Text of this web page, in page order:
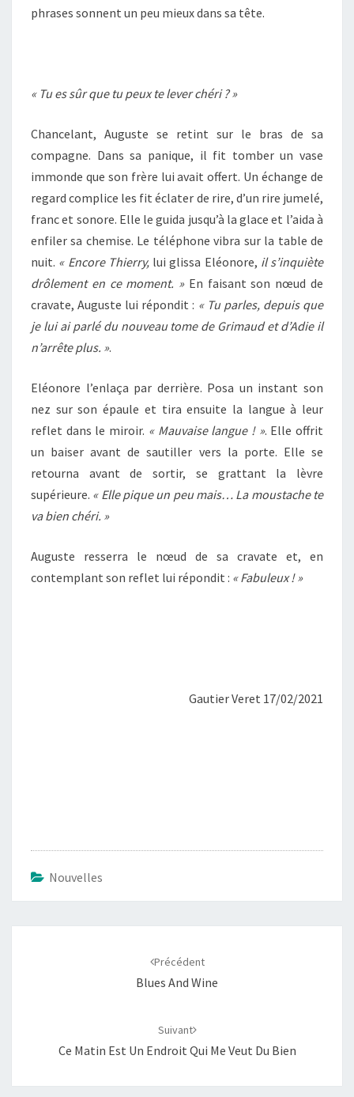
phrases sonnent un peu mieux dans sa tête.
« Tu es sûr que tu peux te lever chéri ? »
Chancelant, Auguste se retint sur le bras de sa
compagne. Dans sa panique, il fit tomber un vase
immonde que son frère lui avait offert. Un échange de
regard complice les fit éclater de rire, d’un rire jumelé,
franc et sonore. Elle le guida jusqu’à la glace et l’aida à
enfiler sa chemise. Le téléphone vibra sur la table de
nuit. « Encore Thierry,lui glissa Eléonore, il s’inquiète
drôlement en ce moment. » En faisant son nœud de
cravate, Auguste lui répondit : « Tu parles, depuis que
je lui ai parlé du nouveau tome de Grimaud et d’Adie il
n’arrête plus. ».
Eléonore l’enlaça par derrière. Posa un instant son
nez sur son épaule et tira ensuite la langue à leur
reflet dans le miroir. « Mauvaise langue ! ». Elle offrit
un baiser avant de sautiller vers la porte. Elle se
retourna avant de sortir, se grattant la lèvre
supérieure. « Elle pique un peu mais… La moustache te
va bien chéri. »
Auguste resserra le nœud de sa cravate et, en
contemplant son reflet lui répondit : « Fabuleux ! »
Gautier Veret 17/02/2021
Nouvelles
Précédent
Blues And Wine
Suivant
Ce Matin Est Un Endroit Qui Me Veut Du Bien